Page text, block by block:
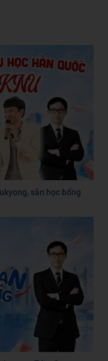
săn học bổng